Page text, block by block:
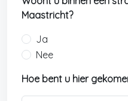
Maastricht?
Ja
Nee
Hoe bent u hier